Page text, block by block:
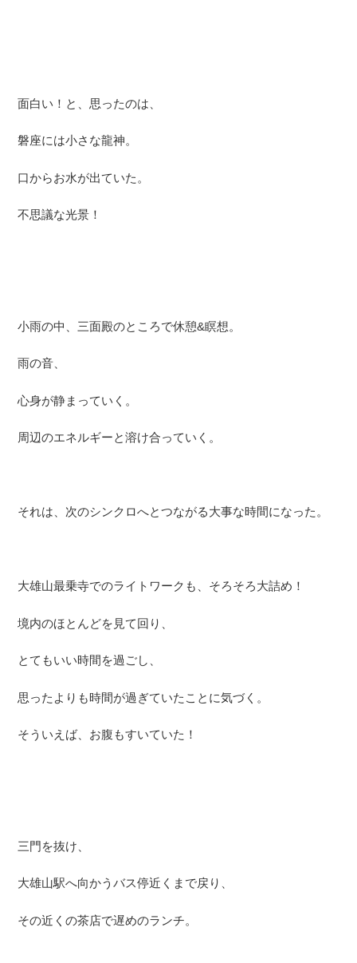
面白い！と、思ったのは、
磐座には小さな龍神。
口からお水が出ていた。
不思議な光景！
小雨の中、三面殿のところで休憩&瞑想。
雨の音、
心身が静まっていく。
周辺のエネルギーと溶け合っていく。
それは、次のシンクロへとつながる大事な時間になった。
大雄山最乗寺でのライトワークも、そろそろ大詰め！
境内のほとんどを見て回り、
とてもいい時間を過ごし、
思ったよりも時間が過ぎていたことに気づく。
そういえば、お腹もすいていた！
三門を抜け、
大雄山駅へ向かうバス停近くまで戻り、
その近くの茶店で遅めのランチ。